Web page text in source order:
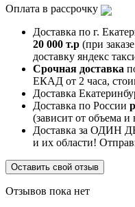
Оплата в рассрочку
Доставка по г.
20 000 т.р (при
доставку яндекс
Срочная доставка
ЕКАД от 2 часа,
Доставка
Доставка по России
(зависит от объема и
Доставка за ОДИН
и их области!
Оставить свой отзыв
Отзывов пока нет